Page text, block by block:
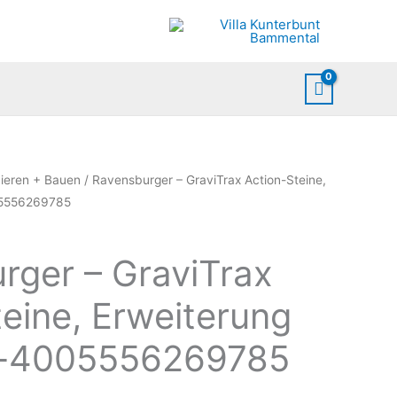
+ Bauen / Ravensburger – GraviTrax Action-Steine,
– GraviTrax
Erweiterung
4005556269785